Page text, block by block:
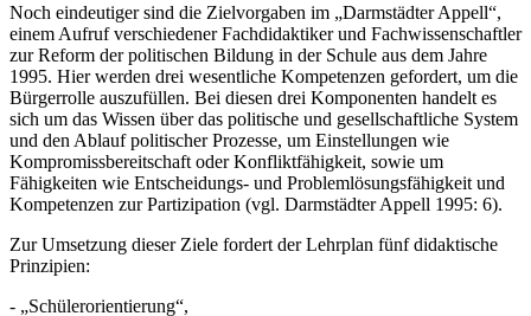
Noch eindeutiger sind die Zielvorgaben im „Darmstädter Appell“,
einem Aufruf verschiedener Fachdidaktiker und Fachwissenschaftler
zur Reform der politischen Bildung in der Schule aus dem Jahre
1995. Hier werden drei wesentliche Kompetenzen gefordert, um die
Bürgerrolle auszufüllen. Bei diesen drei Komponenten handelt es
sich um das Wissen über das politische und gesellschaftliche System
und den Ablauf politischer Prozesse, um Einstellungen wie
Kompromissbereitschaft oder Konfliktfähigkeit, sowie um
Fähigkeiten wie Entscheidungs- und Problemlösungsfähigkeit und
Kompetenzen zur Partizipation (vgl. Darmstädter Appell 1995: 6).
Zur Umsetzung dieser Ziele fordert der Lehrplan fünf didaktische
Prinzipien:
- „Schülerorientierung“,